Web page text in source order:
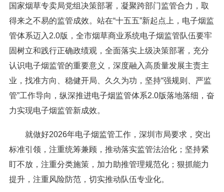
国家烟草专卖局党组决策部署，凝聚跨部门监管合力，取
得来之不易的监管成效。站在“十五五”新起点上，电子烟监
管体系迈入2.0版，全市烟草商业系统电子烟监管队伍要牢
固树立和践行正确政绩观，全面落实上级决策部署，充分
认识电子烟监管的重要意义，深度融入高质量发展主责主
业，找准方向、稳健开局、久久为功，坚持“强规则、严监
管”工作导向，纵深推进电子烟监管体系2.0版落地落细，奋
力实现电子烟监管新成效。
就做好2026年电子烟监管工作，深圳市局要求，突出
标准引领，注重统筹兼顾，推动落实监管法治化；坚持紧
盯不放，注重分类施策，加力助推管理规范化；狠抓能力
提升，注重风险防范，切实推动队伍专业化。